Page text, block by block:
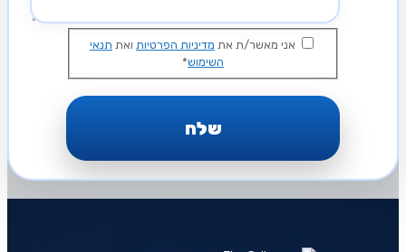
אני מאשר/ת את מדיניות הפרטיות ואת תנאי
השימוש*